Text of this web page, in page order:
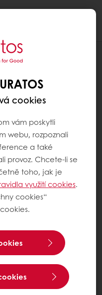
PROFIT
cookies
vám poskytli
webu, rozpoznali
a také
provoz. Chcete-li se
toho, jak je
využití cookies.
cookies“